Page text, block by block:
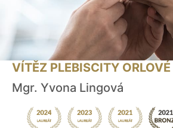
VÍTĚZ PLEBISCITY ORLOVÉ
Mgr. Yvona Lingová